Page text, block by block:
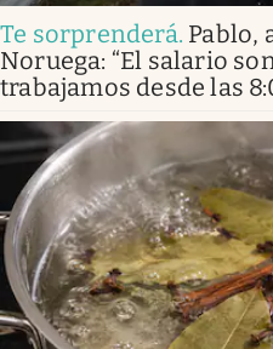
Te sorprenderá. Pablo,
Noruega: “El salario
trabajamos desde las